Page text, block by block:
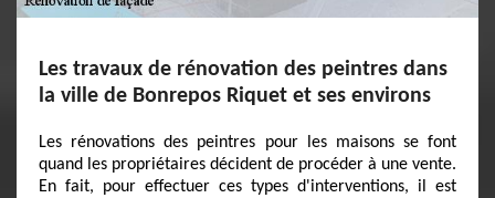
Les travaux de rénovation des peintres dans
la ville de Bonrepos Riquet et ses environs
Les rénovations des peintres pour les maisons se font
quand les propriétaires décident de procéder à une vente.
En fait, pour effectuer ces types d'interventions, il est